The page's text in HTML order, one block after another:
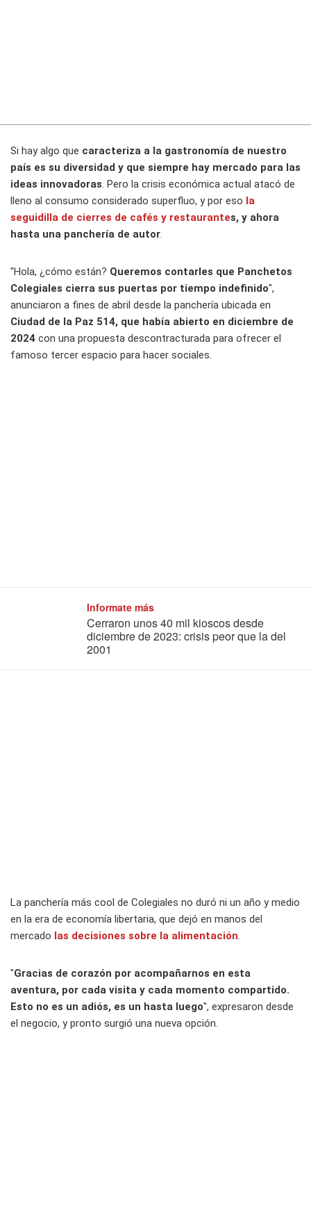
Si hay algo que caracteriza a la gastronomía de nuestro
país es su diversidad y que siempre hay mercado para las
ideas innovadoras. Pero la crisis económica actual atacó de
lleno al consumo considerado superfluo, y por eso la
seguidilla de cierres de cafés y restaurantes, y ahora
hasta una panchería de autor.
"Hola, ¿cómo están? Queremos contarles que Panchetos
Colegiales cierra sus puertas por tiempo indefinido",
anunciaron a fines de abril desde la panchería ubicada en
Ciudad de la Paz 514, que había abierto en diciembre de
2024 con una propuesta descontracturada para ofrecer el
famoso tercer espacio para hacer sociales.
Informate más
Cerraron unos 40 mil kioscos desde
diciembre de 2023: crisis peor que la del
2001
La panchería más cool de Colegiales no duró ni un año y medio
en la era de economía libertaria, que dejó en manos del
mercado las decisiones sobre la alimentación.
"Gracias de corazón por acompañarnos en esta
aventura, por cada visita y cada momento compartido.
Esto no es un adiós, es un hasta luego", expresaron desde
el negocio, y pronto surgió una nueva opción.